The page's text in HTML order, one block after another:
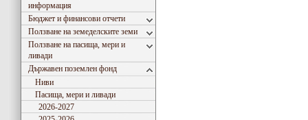
информация
Бюджет и финансови отчети
Ползване на земеделските земи
Ползване на пасища, мери и
ливади
Държавен поземлен фонд
Ниви
Пасища, мери и ливади
2026-2027